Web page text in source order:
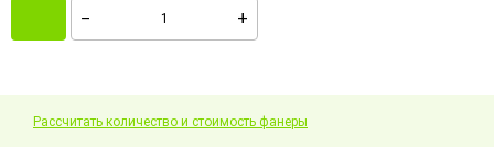
Рассчитать количество и стоимость фанеры